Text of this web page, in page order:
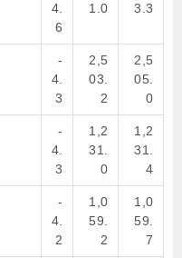
4.
6
1.0
3.3
-
4.
3
2,5
03.
2
2,5
05.
0
-
4.
3
1,2
31.
0
1,2
31.
4
-
4.
2
1,0
59.
2
1,0
59.
7